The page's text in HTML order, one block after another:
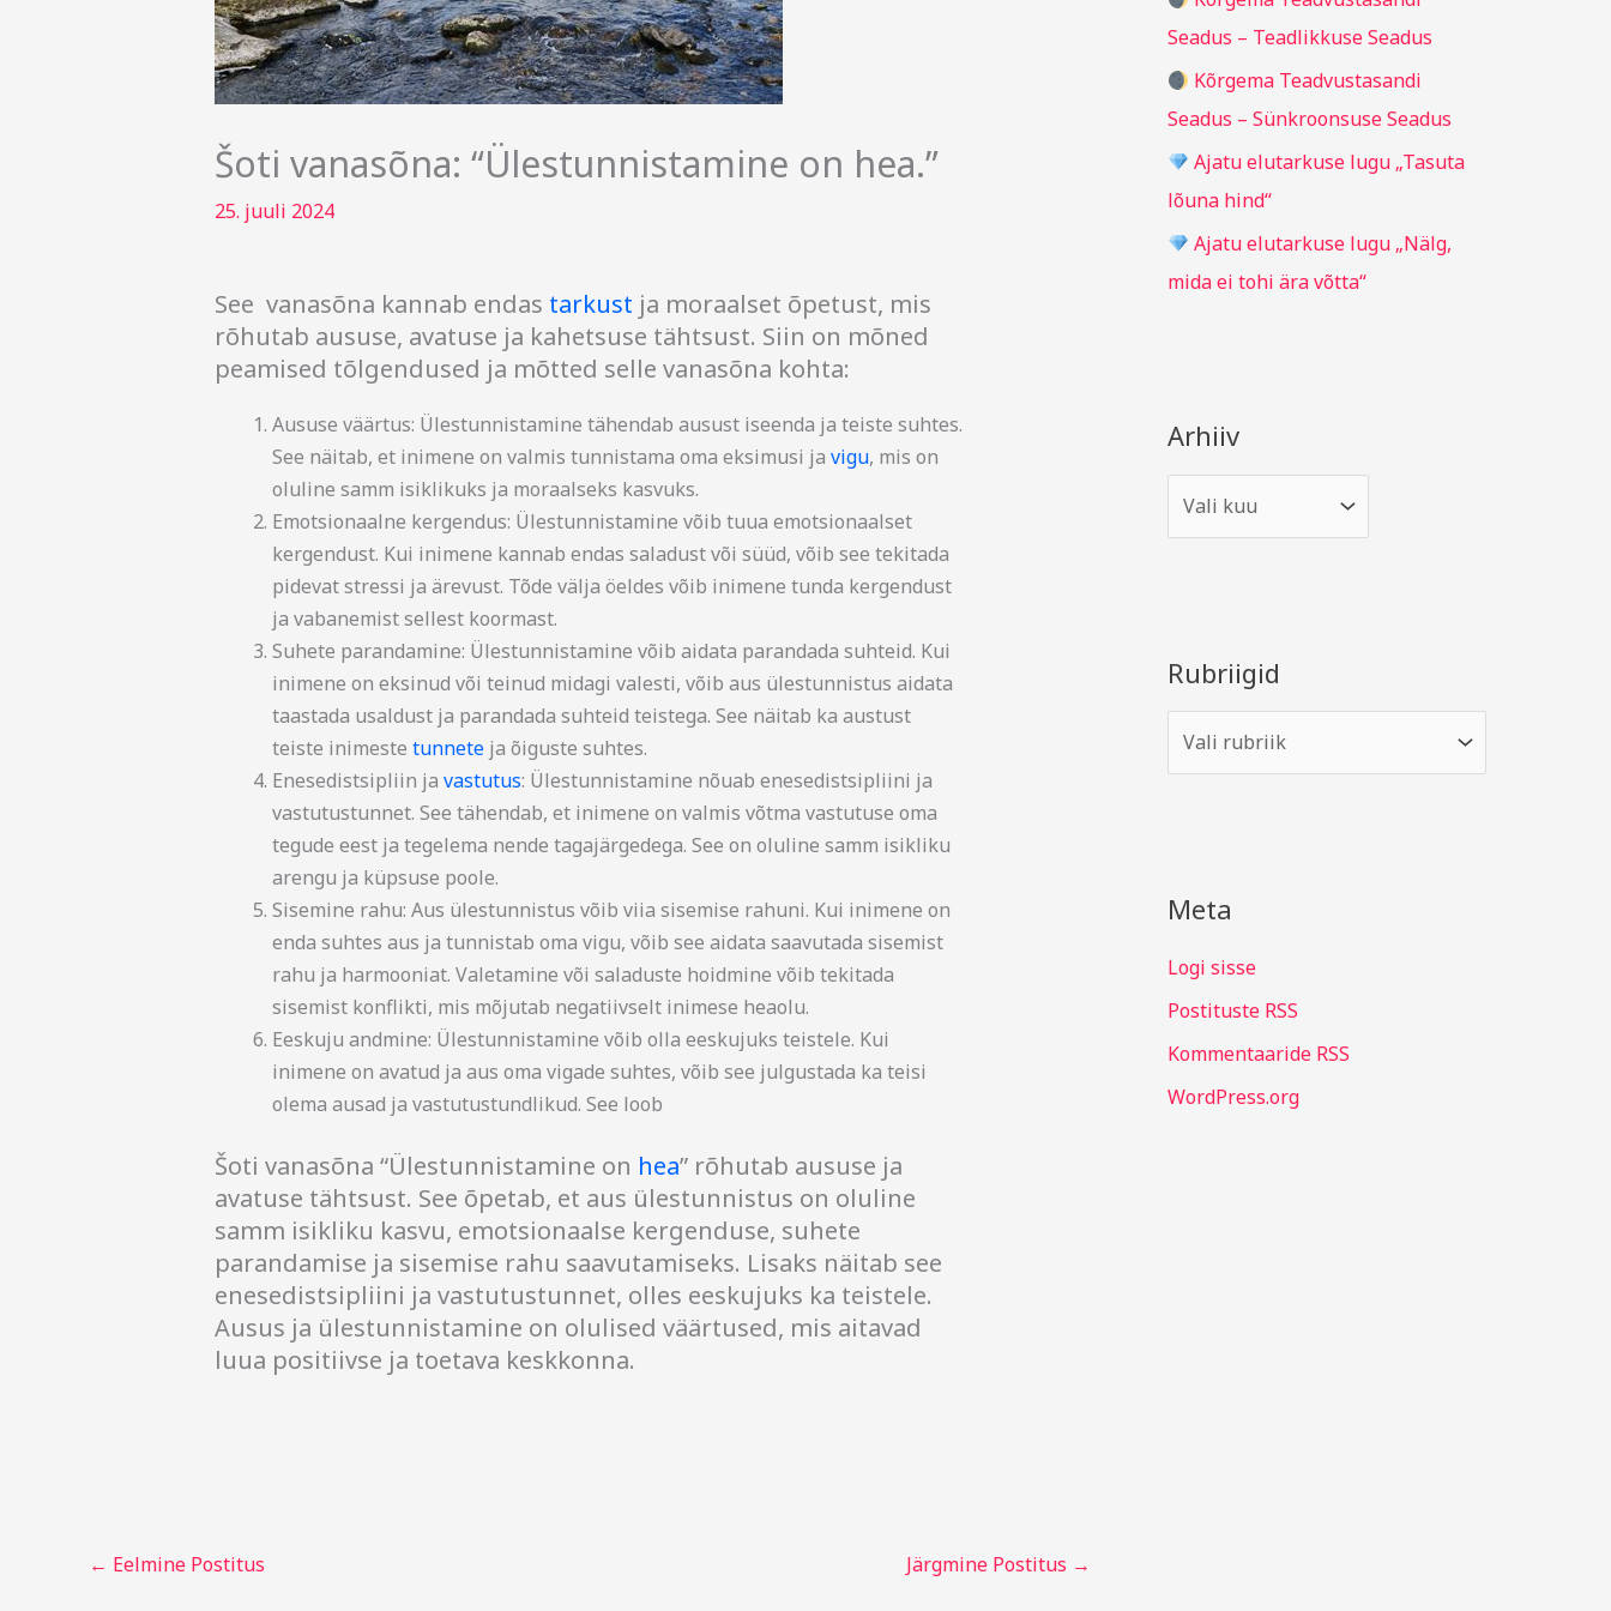
Šoti vanasõna: “Ülestunnistamine on hea.”
25. juuli 2024
See vanasõna kannab endas tarkust ja moraalset õpetust, mis
rõhutab aususe, avatuse ja kahetsuse tähtsust. Siin on mõned
peamised tõlgendused ja mõtted selle vanasõna kohta:
Aususe väärtus: Ülestunnistamine tähendab ausust iseenda ja teiste suhtes.
See näitab, et inimene on valmis tunnistama oma eksimusi ja vigu, mis on
oluline samm isiklikuks ja moraalseks kasvuks.
Emotsionaalne kergendus: Ülestunnistamine võib tuua emotsionaalset
kergendust. Kui inimene kannab endas saladust või süüd, võib see tekitada
pidevat stressi ja ärevust. Tõde välja öeldes võib inimene tunda kergendust
ja vabanemist sellest koormast.
Suhete parandamine: Ülestunnistamine võib aidata parandada suhteid. Kui
inimene on eksinud või teinud midagi valesti, võib aus ülestunnistus aidata
taastada usaldust ja parandada suhteid teistega. See näitab ka austust
teiste inimeste tunneteja õiguste suhtes.
Enesedistsipliin ja vastutus: Ülestunnistamine nõuab enesedistsipliini ja
vastutustunnet. See tähendab, et inimene on valmis võtma vastutuse oma
tegude eest ja tegelema nende tagajärgedega. See on oluline samm isikliku
arengu ja küpsuse poole.
Sisemine rahu: Aus ülestunnistus võib viia sisemise rahuni. Kui inimene on
enda suhtes aus ja tunnistab oma vigu, võib see aidata saavutada sisemist
rahu ja harmooniat. Valetamine või saladuste hoidmine võib tekitada
sisemist konflikti, mis mõjutab negatiivselt inimese heaolu.
Eeskuju andmine: Ülestunnistamine võib olla eeskujuks teistele. Kui
inimene on avatud ja aus oma vigade suhtes, võib see julgustada ka teisi
olema ausad ja vastutustundlikud. See loob
Šoti vanasõna “Ülestunnistamine on hea” rõhutab aususe ja
avatuse tähtsust. See õpetab, et aus ülestunnistus on oluline
samm isikliku kasvu, emotsionaalse kergenduse, suhete
parandamise ja sisemise rahu saavutamiseks. Lisaks näitab see
enesedistsipliini ja vastutustunnet, olles eeskujuks ka teistele.
Ausus ja ülestunnistamine on olulised väärtused, mis aitavad
luua positiivse ja toetava keskkonna.
← Eelmine Postitus Järgmine Postitus →
:Seadus – Teadlikkuse Seadus
Kõrgema Teadvustasandi
Seadus – Sünkroonsuse Seadus
Ajatu elutarkuse lugu „Tasuta
lõuna hind“
Ajatu elutarkuse lugu „Nälg,
mida ei tohi ära võtta“
Arhiiv
Rubriigid
Meta
Logi sisse
Postituste RSS
Kommentaaride RSS
WordPress.org